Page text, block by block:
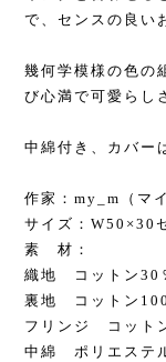
で、センスの良い
幾何学模様の色の
び心満で可愛らし
中綿付き、カバー
作家：my_m（マ
サイズ：W50×30
素 材：
織地 コットン30
裏地 コットン
フリンジ コット
中綿 ポリエステ